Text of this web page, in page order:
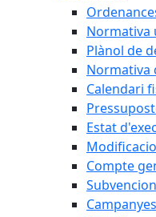
Normativa
Plànol de
Normativa
Calendari
Estat
Compte